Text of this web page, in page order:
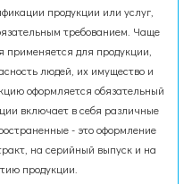
продукции или услуг,
требованием. Чаще
применяется для продукции,
людей, их имущество и
оформляется обязательный
включает в себя различные
- это оформление
на серийный выпуск и на
продукции.